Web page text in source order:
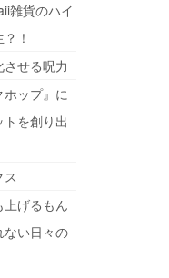
雑貨のハイ
！
せる呪力
ップ』に
を創り出
げるもん
ない日々の